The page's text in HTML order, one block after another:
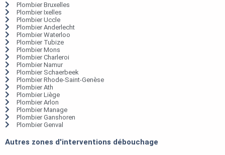
Plombier Bruxelles
Plombier Ixelles
Plombier Uccle
Plombier Anderlecht
Plombier Waterloo
Plombier Tubize
Plombier Mons
Plombier Charleroi
Plombier Namur
Plombier Schaerbeek
Plombier Rhode-Saint-Genèse
Plombier Ath
Plombier Liège
Plombier Arlon
Plombier Manage
Plombier Ganshoren
Plombier Genval
Autres zones d'interventions débouchage